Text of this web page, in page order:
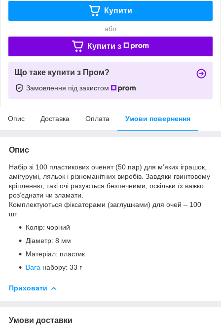
Купити
або
Купити з
Що таке купити з Пром?
Замовлення під захистом
Опис Доставка Оплата Умови повернення
Опис
Набір зі 100 пластикових оченят (50 пар) для м’яких іграшок,
амігурумі, ляльок і різноманітних виробів. Завдяки гвинтовому
кріпленню, такі очі рахуються безпечними, оскільки їх важко
роз’єднати чи зламати.
Комплектуються фіксаторами (заглушками) для очей – 100
шт.
Колір: чорний
Діаметр: 8 мм
Матеріал: пластик
Вага набору: 33 г
Приховати
Умови доставки